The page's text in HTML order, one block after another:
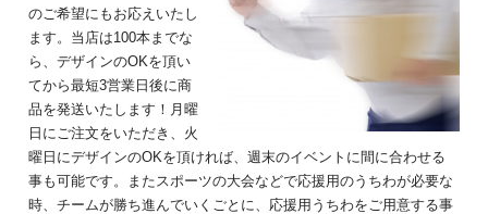
のご希望にもお応えいたし
ます。 当店は100本までな
ら、デザインのOKを頂い
てから最短3営業日後に商
品を発送いたします！ 月曜
日にご注文をいただき、火
曜日にデザインのOKを頂ければ、週末のイベントに間に合わせる
事も可能です。
またスポーツの大会などで応援用のうちわが必要な
時、チームが勝ち進んでいくごとに、応援用うちわをご用意する事